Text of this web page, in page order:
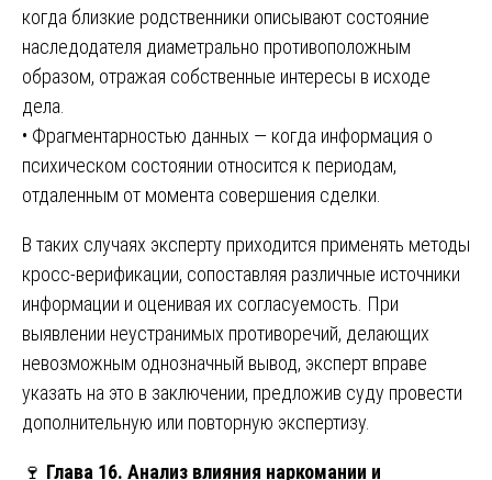
когда близкие родственники описывают состояние
наследодателя диаметрально противоположным
образом, отражая собственные интересы в исходе
дела.
• Фрагментарностью данных — когда информация о
психическом состоянии относится к периодам,
отдаленным от момента совершения сделки.
В таких случаях эксперту приходится применять методы
кросс-верификации, сопоставляя различные источники
информации и оценивая их согласуемость. При
выявлении неустранимых противоречий, делающих
невозможным однозначный вывод, эксперт вправе
указать на это в заключении, предложив суду провести
дополнительную или повторную экспертизу.
🍷 Глава 16. Анализ влияния наркомании и